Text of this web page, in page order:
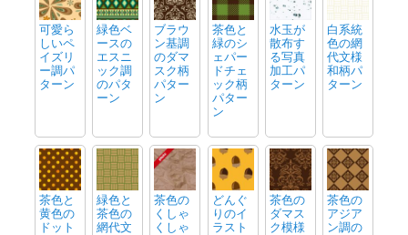
可愛ら
しいペ
イズリ
ー調パ
ターン
緑色ベ
ースの
エスニ
ック調
のパタ
ーン
ブラウ
ン基調
のダマ
スク柄
パター
ン
茶色と
緑のシ
ェパー
ドチェ
ック柄
パター
ン
水玉が
散布す
る写真
加工パ
ターン
白系統
色の網
代文様
和柄パ
ターン
茶色と
黄色の
ドット
緑色と
茶色の
網代文
茶色の
くしゃ
くしゃ
どんぐ
りのイ
ラスト
茶色の
ダマス
ク模様
茶色の
アジア
ン調の